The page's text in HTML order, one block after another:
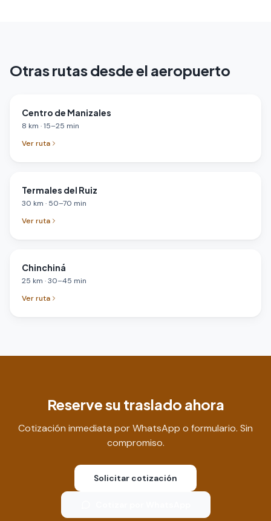
Otras rutas desde el aeropuerto
Centro de Manizales
8 km ·15–25 min
Ver ruta
Termales del Ruiz
30 km · 50–70 min
Ver ruta
Chinchiná
25 km ·30–45 min
Ver ruta
Reserve su traslado ahora
Cotización inmediata por WhatsApp o formulario. Sin
compromiso.
Solicitar cotización